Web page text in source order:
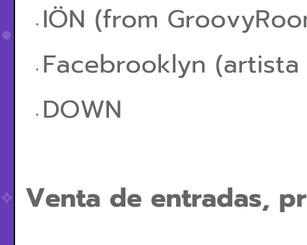
IÖN (from
Facebrooklyn
DOWN
Venta de entradas,